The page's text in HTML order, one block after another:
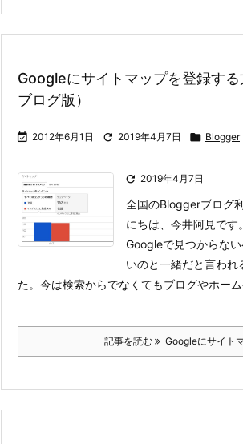
Googleにサイトマップを登録す
ブログ版）
 2012年6月1日  2019年4月7日  Blogger
 2019年4月7日
全国のBloggerブログ
にちは、今井阿見です
Googleで見つからな
いのと一緒だと言われ
た。 今は検索からでなくてもブログやホー
記事を読む Googleにサイト